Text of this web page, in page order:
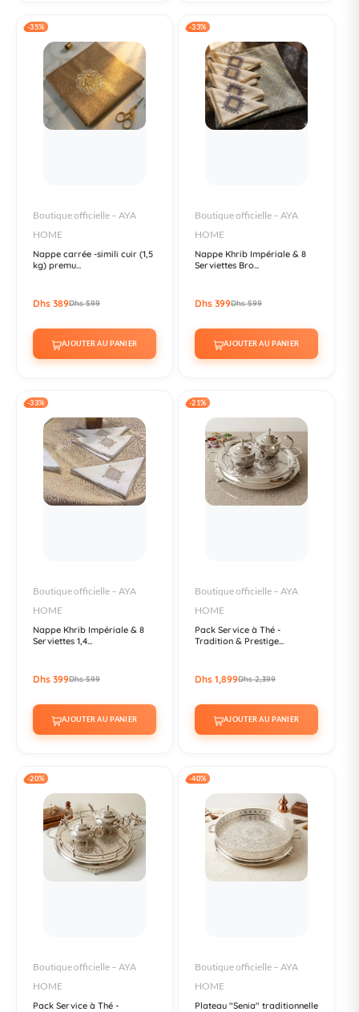
-35%
Boutique officielle – AYA
HOME
Nappe carrée -simili cuir (1,5
kg) premu...
Dhs 389Dhs 599
AJOUTER AU PANIER
-33%
Boutique officielle – AYA
HOME
Nappe Khrib Impériale & 8
Serviettes Bro...
Dhs 399Dhs 599
AJOUTER AU PANIER
-33%
Boutique officielle – AYA
HOME
Nappe Khrib Impériale & 8
Serviettes 1,4...
Dhs 399Dhs 599
AJOUTER AU PANIER
-21%
Boutique officielle – AYA
HOME
Pack Service à Thé -
Tradition & Prestige...
Dhs 1,899Dhs 2,399
AJOUTER AU PANIER
-20%
Boutique officielle – AYA
HOME
Pack Service à Thé -
-40%
Boutique officielle – AYA
HOME
Plateau "Senia" traditionnelle